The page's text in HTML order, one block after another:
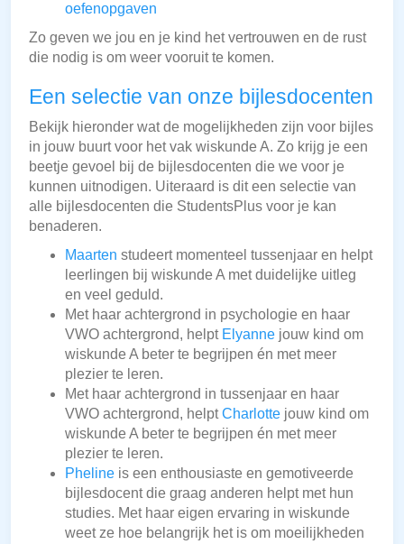
oefenopgaven
Zo geven we jou en je kind het vertrouwen en de rust
die nodig is om weer vooruit te komen.
Een selectie van onze bijlesdocenten
Bekijk hieronder wat de mogelijkheden zijn voor bijles
in jouw buurt voor het vak wiskunde A. Zo krijg je een
beetje gevoel bij de bijlesdocenten die we voor je
kunnen uitnodigen. Uiteraard is dit een selectie van
alle bijlesdocenten die StudentsPlus voor je kan
benaderen.
Maarten studeert momenteel tussenjaar en helpt
leerlingen bij wiskunde A met duidelijke uitleg
en veel geduld.
Met haar achtergrond in psychologie en haar
VWO achtergrond, helpt Elyanne jouw kind om
wiskunde A beter te begrijpen én met meer
plezier te leren.
Met haar achtergrond in tussenjaar en haar
VWO achtergrond, helptCharlotte jouw kind om
wiskunde A beter te begrijpen én met meer
plezier te leren.
Pheline is een enthousiaste en gemotiveerde
bijlesdocent die graag anderen helpt met hun
studies. Met haar eigen ervaring in wiskunde
weet ze hoe belangrijk het is om moeilijkheden